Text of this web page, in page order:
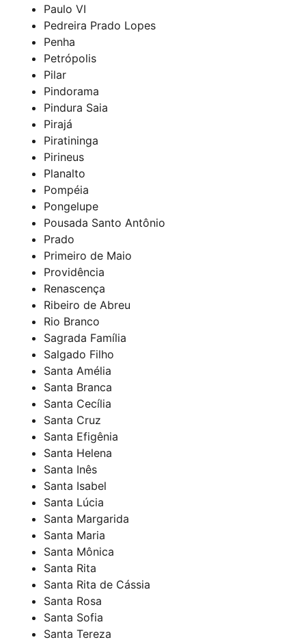
Paulo VI
Pedreira Prado Lopes
Penha
Petrópolis
Pilar
Pindorama
Pindura Saia
Pirajá
Piratininga
Pirineus
Planalto
Pompéia
Pongelupe
Pousada Santo Antônio
Prado
Primeiro de Maio
Providência
Renascença
Ribeiro de Abreu
Rio Branco
Sagrada Família
Salgado Filho
Santa Amélia
Santa Branca
Santa Cecília
Santa Cruz
Santa Efigênia
Santa Helena
Santa Inês
Santa Isabel
Santa Lúcia
Santa Margarida
Santa Maria
Santa Mônica
Santa Rita
Santa Rita de Cássia
Santa Rosa
Santa Sofia
Santa Tereza